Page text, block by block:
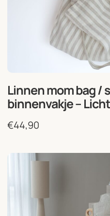
Linnen mom bag /
binnenvakje –
€44,90